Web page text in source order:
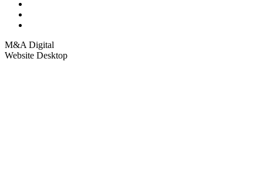
M&A Digital
Website Desktop